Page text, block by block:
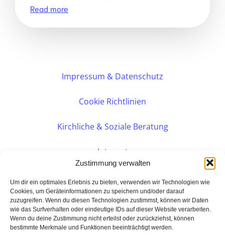
Zustimmung verwalten
Um dir ein optimales Erlebnis zu bieten, verwenden wir Technologien wie
Cookies, um Geräteinformationen zu speichern und/oder darauf
zuzugreifen. Wenn du diesen Technologien zustimmst, können wir Daten
wie das Surfverhalten oder eindeutige IDs auf dieser Website verarbeiten.
Wenn du deine Zustimmung nicht erteilst oder zurückziehst, können
bestimmte Merkmale und Funktionen beeinträchtigt werden.
Read more
Impressum & Datenschutz
Cookie Richtlinien
Kirchliche & Soziale Beratung
Intranet
PERSÖNLICHE BERATUNG